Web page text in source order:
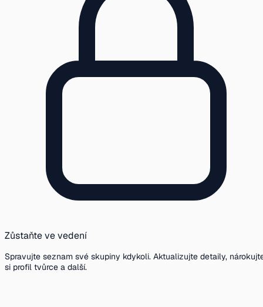
Zůstaňte ve vedení
Spravujte seznam své skupiny kdykoli. Aktualizujte detaily,
si profil tvůrce a další.